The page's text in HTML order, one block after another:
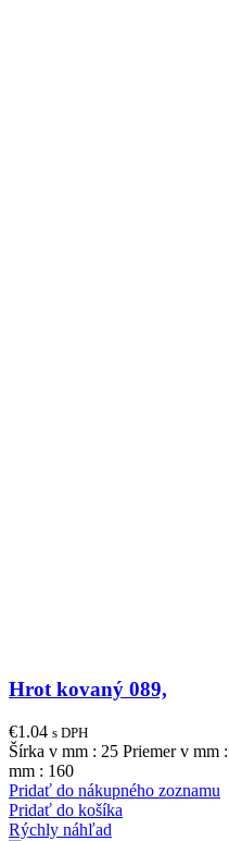
Hrot kovaný 089,
€1.04 s DPH
Šírka v mm : 25 Priemer v mm
mm : 160
Pridať do nákupného zoznamu
Pridať do košíka
Rýchly náhľad